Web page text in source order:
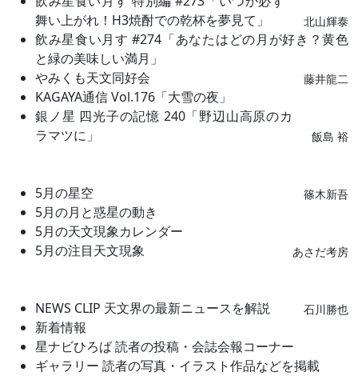
舞い上がれ！H3焼酎での乾杯を夢見て」
北山輝泰
飲み星食い月す #274「あなたはどの月が好き？黄色
と緑の美味しい満月」
やみくも天文同好会
藤井龍二
KAGAYA通信 Vol.176「大雪の夜」
銀ノ星 四光子の記憶 240「野辺山高原のカ
ラマツに」
飯島 裕
5月の星空 篠木新吾
5月の月と惑星の動き
5月の天文現象カレンダー
5月の注目天文現象
あさだ考房
NEWS CLIP 天文界の最新ニュースを解説 石川勝也
新着情報
星ナビひろば 読者の投稿・会誌会報コーナー
ギャラリー 読者の写真・イラスト作品などを掲載